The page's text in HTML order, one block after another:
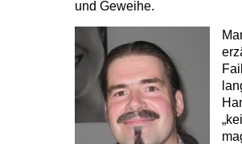
und Geweihe.